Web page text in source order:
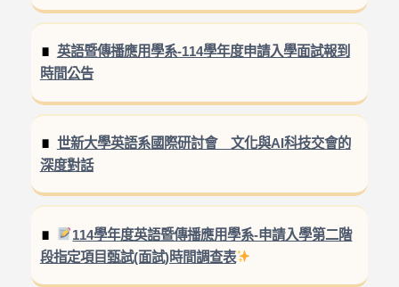
英語暨傳播應用學系-114學年度申請入學面試報到
時間公告
世新大學英語系國際研討會 文化與AI科技交會的
深度對話
114學年度英語暨傳播應用學系-申請入學第二階
段指定項目甄試(面試)時間調查表